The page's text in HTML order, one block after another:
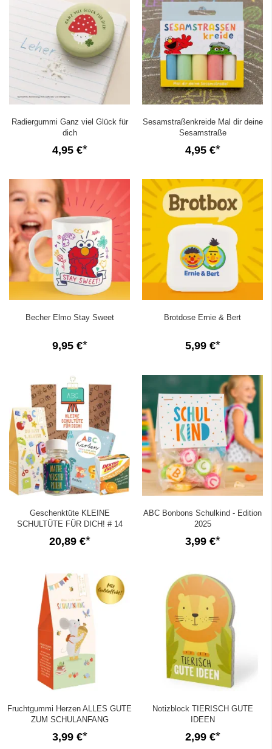
Radiergummi Ganz viel Glück für
dich
4,95 €
Sesamstraßenkreide Mal dir deine
Sesamstraße
4,95 €
Becher Elmo Stay Sweet
9,95 €
Brotdose Ernie & Bert
5,99 €
Geschenktüte KLEINE
SCHULTÜTE FÜR DICH! # 14
20,89 €
ABC Bonbons Schulkind - Edition
2025
3,99 €
Fruchtgummi Herzen ALLES GUTE
ZUM SCHULANFANG
3,99 €
Notizblock TIERISCH GUTE
IDEEN
2,99 €